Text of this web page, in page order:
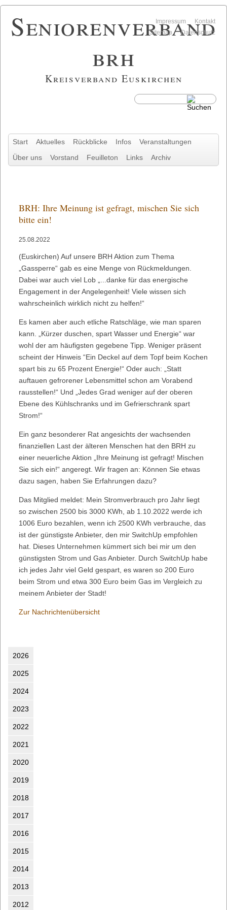
Seniorenverband
brh
Kreisverband Euskirchen
Navigation
überspringen
Start Aktuelles Rückblicke Infos
Veranstaltungen
Über uns
Vorstand Feuilleton Links Archiv
überspringen
Kontakt
Impressum
Datenschutz
Sitemap
BRH: Ihre Meinung ist gefragt, mischen Sie sich
bitte ein!
25.08.2022
(Euskirchen) Auf unsere BRH Aktion zum Thema
„Gassperre“ gab es eine Menge von Rückmeldungen.
Dabei war auch viel Lob „...danke für das energische
Engagement in der Angelegenheit! Viele wissen sich
wahrscheinlich wirklich nicht zu helfen!“
Es kamen aber auch etliche Ratschläge, wie man sparen
kann. „Kürzer duschen, spart Wasser und Energie“ war
wohl der am häufigsten gegebene Tipp. Weniger präsent
scheint der Hinweis “Ein Deckel auf dem Topf beim Kochen
spart bis zu 65 Prozent Energie!“ Oder auch: „Statt
auftauen gefrorener Lebensmittel schon am Vorabend
rausstellen!“ Und „Jedes Grad weniger auf der oberen
Ebene des Kühlschranks und im Gefrierschrank spart
Strom!“
Ein ganz besonderer Rat angesichts der wachsenden
finanziellen Last der älteren Menschen hat den BRH zu
einer neuerliche Aktion „Ihre Meinung ist gefragt! Mischen
Sie sich ein!“ angeregt. Wir fragen an: Können Sie etwas
dazu sagen, haben Sie Erfahrungen dazu?
Das Mitglied meldet: Mein Stromverbrauch pro Jahr liegt
so zwischen 2500 bis 3000 KWh, ab 1.10.2022 werde ich
1006 Euro bezahlen, wenn ich 2500 KWh verbrauche, das
ist der günstigste Anbieter, den mir SwitchUp empfohlen
hat. Dieses Unternehmen kümmert sich bei mir um den
günstigsten Strom und Gas Anbieter. Durch SwitchUp habe
ich jedes Jahr viel Geld gespart, es waren so 200 Euro
beim Strom und etwa 300 Euro beim Gas im Vergleich zu
meinem Anbieter der Stadt!
Zur Nachrichtenübersicht
2026
2025
2024
2023
2022
2021
2020
2019
2018
2017
2016
2015
2014
2013
2012